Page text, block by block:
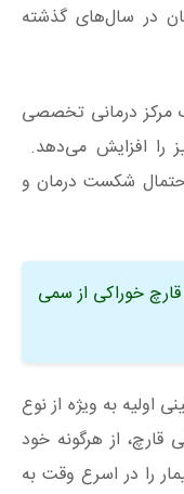
در سال‌های گذشته
مرکز درمانی تخصصی
را افزایش می‌دهد.
شکست درمان و
خوراکی از سمی
اولیه به ویژه از نوع
از هرگونه خود
را در اسرع وقت به